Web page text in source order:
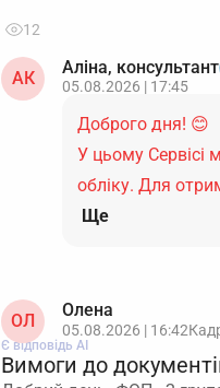
12
АК
Аліна, консультант
05.08.2026 | 17:45
Доброго дня! 😊
У цьому Сервісі
обліку. Для
Ще
ОЛ
Олена
05.08.2026 | 16:42
Є відповідь АІ
Вимоги до